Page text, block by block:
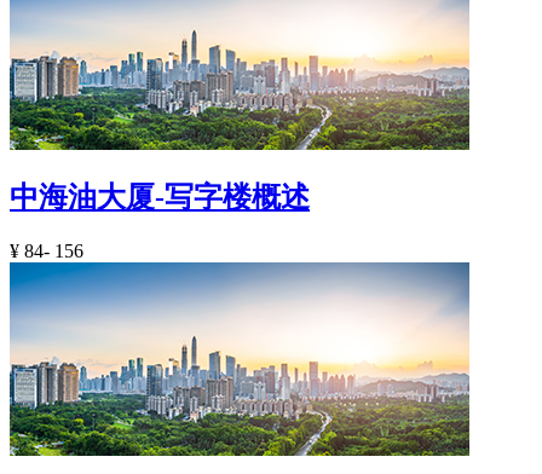
中海油大厦-写字楼概述
¥ 84- 156